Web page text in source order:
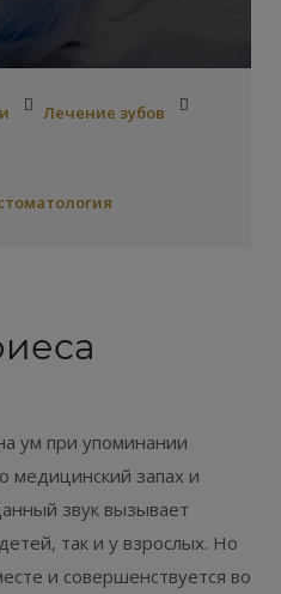
Лечение зубов
ум при упоминании
медицинский запах и
звук вызывает
так и у взрослых. Но
и совершенствуется во